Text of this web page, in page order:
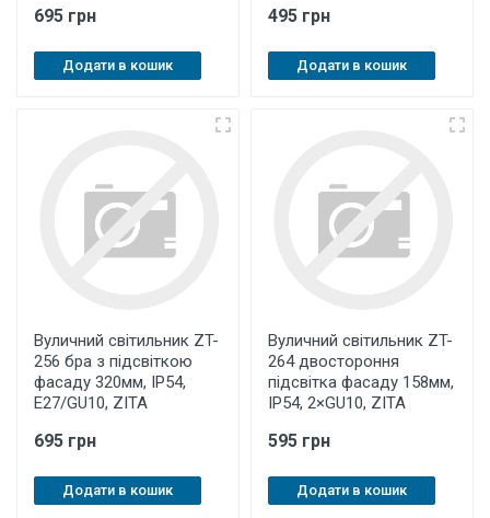
695 грн
Додати в кошик
495 грн
Додати в кошик
Вуличний світильник ZT-
256 бра з підсвіткою
фасаду 320мм, IP54,
E27/GU10, ZITA
695 грн
Додати в кошик
Вуличний світильник ZT-
264 двостороння
підсвітка фасаду 158мм,
IP54, 2×GU10, ZITA
595 грн
Додати в кошик